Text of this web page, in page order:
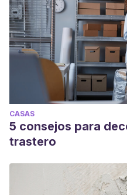
CASAS
5 consejos para
trastero